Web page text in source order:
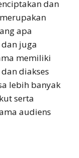
dan
apa
juga
memiliki
diakses
lebih banyak
serta
audiens